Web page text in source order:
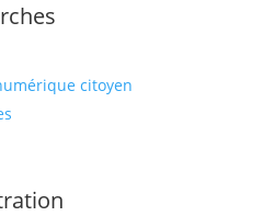
citoyen